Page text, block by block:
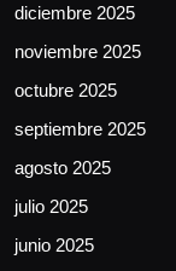
diciembre 2025
noviembre 2025
octubre 2025
septiembre 2025
agosto 2025
julio 2025
junio 2025